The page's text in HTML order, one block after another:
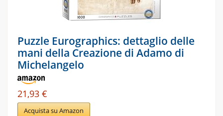
Puzzle Eurographics: dettaglio delle
mani della Creazione di Adamo di
Michelangelo
21,93 €
Acquista su Amazon